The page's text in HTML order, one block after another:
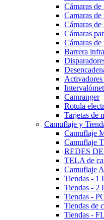
Cámaras
Camaras
Cámaras
Cámaras
Cámaras de
Barrera
Camranger
Rotula
Tarjetas de
Camuflaje y
Camuflaje
Camuflaje
REDES
TELA de
Camuflaje
Tiendas - 1
Tiendas - 2
Tiendas -
Tiendas de
Tiendas -